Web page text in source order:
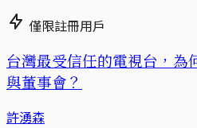
僅限註冊用戶
台灣最受信任的電視台，為
與董事會？
許湧森